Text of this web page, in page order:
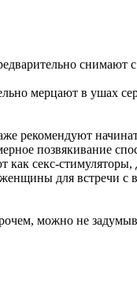
снимают с
мерцают в ушах
рекомендуют
позвякивание
секс-стимуляторы,
для встречи с
можно не